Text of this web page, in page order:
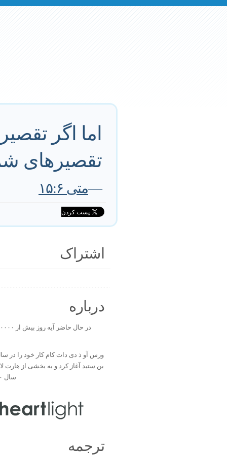
اما اگر
تقصیرهای
—متی ۱۵:۶
اشتراک
درباره
بن ستید آغاز کرد و به بخشی از هارت
سال ۲۰۰۰ تبدیل شد.
ترجمه